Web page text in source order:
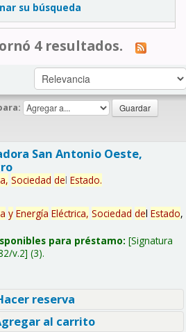
su búsqueda
4 resultados.
San Antonio Oeste,
Sociedad del Estado.
y Energía Eléctrica, Sociedad del Estado,
para préstamo: Signatura
v.2 (3).
reserva
al carrito